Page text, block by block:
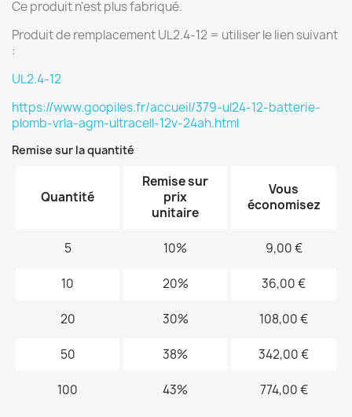
Ce produit n'est plus fabriqué.
Produit de remplacement UL2.4-12 = utiliser le lien suivant
:
UL2.4-12
https://www.goopiles.fr/accueil/379-ul24-12-batterie-
plomb-vrla-agm-ultracell-12v-24ah.html
Remise sur la quantité
Quantité
Remise sur
prix
unitaire
Vous
économisez
5 10% 9,00 €
10 20% 36,00 €
20 30% 108,00 €
50 38% 342,00 €
100 43% 774,00 €